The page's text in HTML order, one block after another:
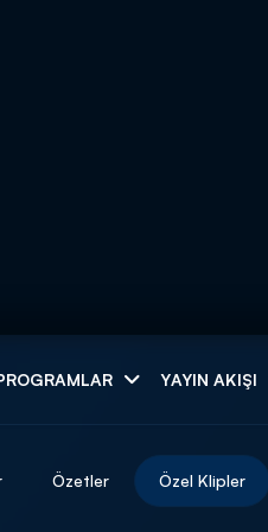
YAYIN AKIŞI
ARAMA SONUÇLARI
Özetler Özel Klipler